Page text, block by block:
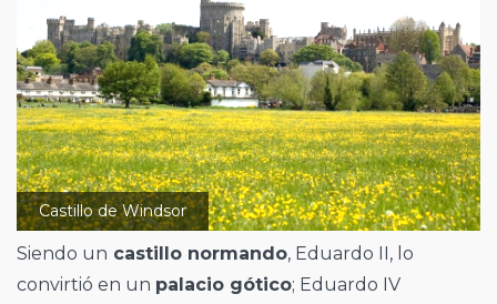
Castillo de Windsor
Siendo un castillo normando, Eduardo II, lo
convirtió en un palacio gótico; Eduardo IV